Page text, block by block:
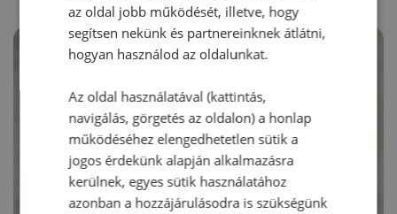
az oldal jobb működését, illetve, hogy
segítsen nekünk és partnereinknek átlátni,
hogyan használod az oldalunkat.
Az oldal használatával (kattintás,
navigálás, görgetés az oldalon) a honlap
működéséhez elengedhetetlen sütik a
jogos érdekünk alapján alkalmazásra
kerülnek, egyes sütik használatához
azonban a hozzájárulásodra is szükségünk